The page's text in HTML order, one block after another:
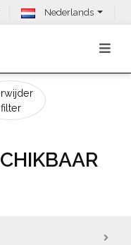
Nederlands
filter